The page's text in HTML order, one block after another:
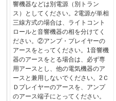
響機器などは別電源（別トラン
ス）としてください。2電源が単相
三線方式の場合は、ライトコント
ロールと音響機器の相を分けてく
ださい。②アンプ・プレイヤーの
アースをとってください。1音響機
器のアースをとる場合は、必ず専
用アースとし、他の電気機器のア
ースと兼用しないでください。2Ｃ
Ｄプレイヤーのアースを、アンプ
のアース端子にとってください。